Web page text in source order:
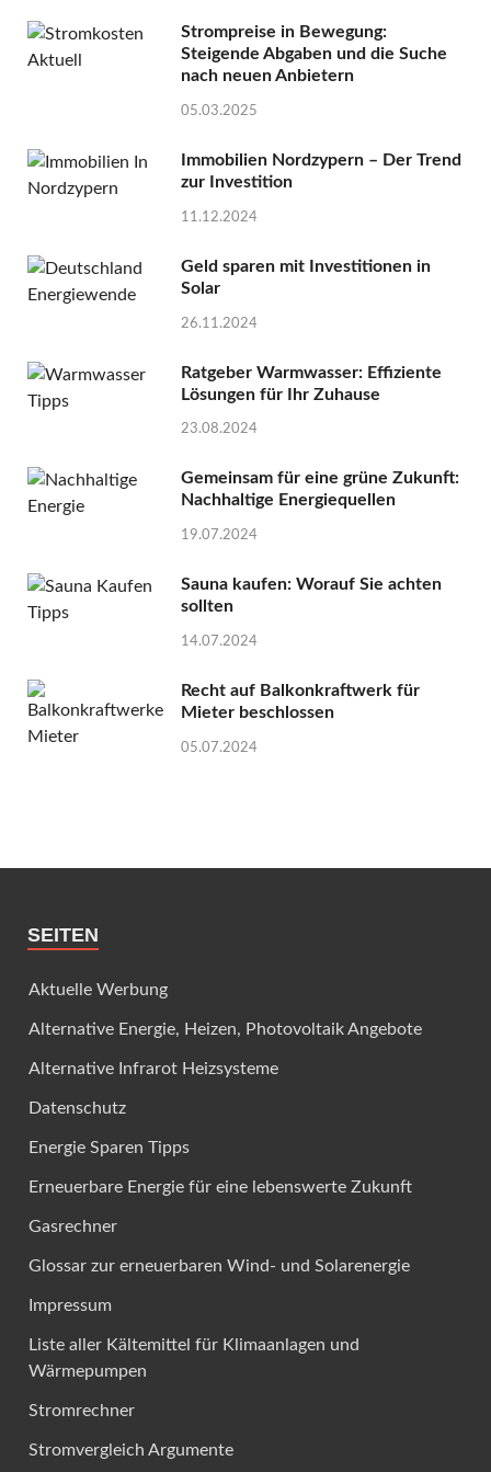
Strompreise in Bewegung:
Steigende Abgaben und die Suche
nach neuen Anbietern
05.03.2025
Immobilien Nordzypern – Der Trend
zur Investition
11.12.2024
Geld sparen mit Investitionen in
Solar
26.11.2024
Ratgeber Warmwasser: Effiziente
Lösungen für Ihr Zuhause
23.08.2024
Gemeinsam für eine grüne Zukunft:
Nachhaltige Energiequellen
19.07.2024
Sauna kaufen: Worauf Sie achten
sollten
14.07.2024
Recht auf Balkonkraftwerk für
Mieter beschlossen
05.07.2024
SEITEN
Aktuelle Werbung
Alternative Energie, Heizen, Photovoltaik Angebote
Alternative Infrarot Heizsysteme
Datenschutz
Energie Sparen Tipps
Erneuerbare Energie für eine lebenswerte Zukunft
Gasrechner
Glossar zur erneuerbaren Wind- und Solarenergie
Impressum
Liste aller Kältemittel für Klimaanlagen und
Wärmepumpen
Stromrechner
Stromvergleich Argumente